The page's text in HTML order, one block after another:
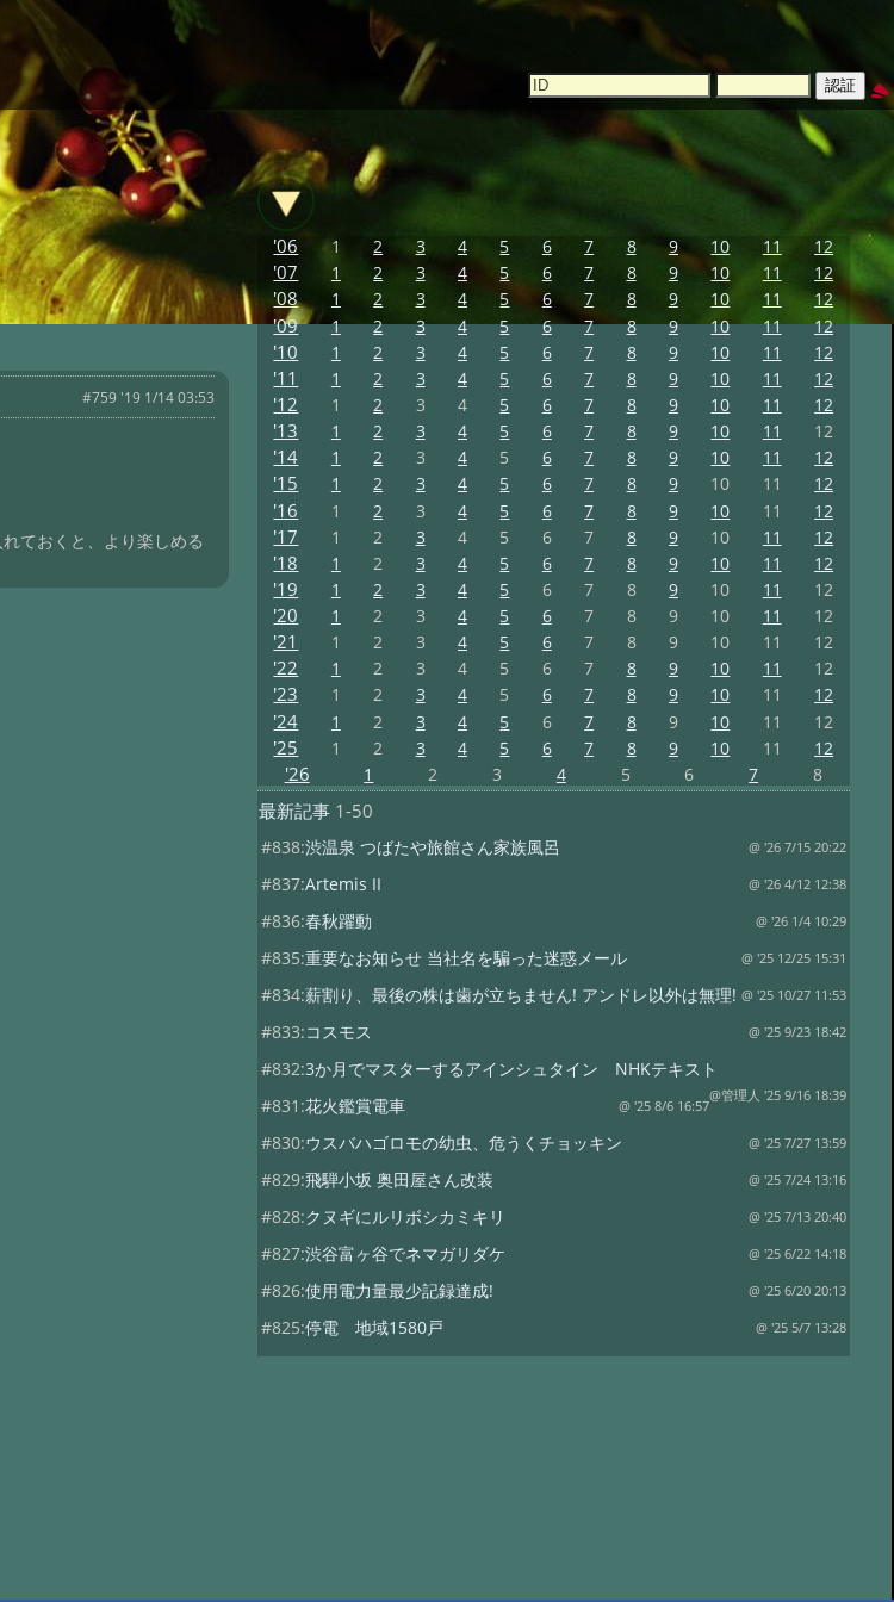
#759 '19 1/14 03:53
ておくと、より楽しめる
'06 1 2 3 4 5 6 7 8 9 10 11 12
'07 1 2 3 4 5 6 7 8 9 10 11 12
'08 1 2 3 4 5 6 7 8 9 10 11 12
'09 1 2 3 4 5 6 7 8 9 10 11 12
'10 1 2 3 4 5 6 7 8 9 10 11 12
'11 1 2 3 4 5 6 7 8 9 10 11 12
'12 1 2 3 4 5 6 7 8 9 10 11 12
'13 1 2 3 4 5 6 7 8 9 10 11 12
'14 1 2 3 4 5 6 7 8 9 10 11 12
'15 1 2 3 4 5 6 7 8 9 10 11 12
'16 1 2 3 4 5 6 7 8 9 10 11 12
'17 1 2 3 4 5 6 7 8 9 10 11 12
'18 1 2 3 4 5 6 7 8 9 10 11 12
'19 1 2 3 4 5 6 7 8 9 10 11 12
'20 1 2 3 4 5 6 7 8 9 10 11 12
'21 1 2 3 4 5 6 7 8 9 10 11 12
'22 1 2 3 4 5 6 7 8 9 10 11 12
'23 1 2 3 4 5 6 7 8 9 10 11 12
'24 1 2 3 4 5 6 7 8 9 10 11 12
'25 1 2 3 4 5 6 7 8 9 10 11 12
'26 1 2 3 4 5 6 7 8
最新記事1-50
#838:渋温泉 つばたや旅館さん家族風呂 @ '26 7/15 20:22
#837:Artemis II @ '26 4/12 12:38
#836:春秋躍動 @ '26 1/4 10:29
#835:重要なお知らせ 当社名を騙った迷惑メール @ '25 12/25 15:31
#834:薪割り、最後の株は歯が立ちません! アンドレ以外は無理! @ '25 10/27 11:53
#833:コスモス @ '25 9/23 18:42
#832:3か月でマスターするアインシュタイン NHKテキスト
@管理人 '25 9/16 18:39
#831:花火鑑賞電車 @ '25 8/6 16:57
#830:ウスバハゴロモの幼虫、危うくチョッキン @ '25 7/27 13:59
#829:飛騨小坂 奥田屋さん改装 @ '25 7/24 13:16
#828:クヌギにルリボシカミキリ @ '25 7/13 20:40
#827:渋谷富ヶ谷でネマガリダケ @ '25 6/22 14:18
#826:使用電力量最少記録達成! @ '25 6/20 20:13
#825:停電 地域1580戸 @ '25 5/7 13:28
#824:移築のワイナリー